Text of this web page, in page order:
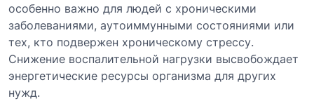
особенно важно для людей с хроническими
заболеваниями, аутоиммунными состояниями или
тех, кто подвержен хроническому стрессу.
Снижение воспалительной нагрузки высвобождает
энергетические ресурсы организма для других
нужд.